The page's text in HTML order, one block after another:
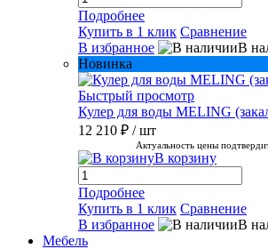
Подробнее
Купить в 1 клик Сравнение
В избранное
В
Новинка
Быстрый просмотр
Кулер для воды MELING
12 210 ₽ / шт
Актуальность цены
В корзину
Подробнее
Купить в 1 клик Сравнение
В избранное
В
Мебель